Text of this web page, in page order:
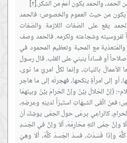
يكون من حيث العموم والخصوص؛ فالحمد
يقع على الصّفات اللازمة والصّفات
لفروسيته وشجاعته ولكرمه. فالحمد وصف
مع المحبة وتعظيم المحمود في
صلاحاً أو فساداً ينبني على القلب. قال رسول
الأعمالُ بالنياتِ، وإنما لكلِّ امرئٍ ما نوى،
أو إلى امرأةٍ ينكحها، فهجرتُه إلى ما هاجر
: (إنَّ الحَلالَ بيِّنٌ وإنَّ الحَرامَ بيِّنٌ وبينَهمَا
فمنْ اتَّقَى الشبهَاتِ استَبرَأَ لدينِهِ وعِرضِهِ،
كالراعِي يرعَى حولَ الحِمَى يوشِكُ أنْ
وإنَّ حِمَى اللهِ محَارِمُهُ، ألا وإنَّ في الجَسَدِ
وإذَا فَسَدَتْ، فسدَ الجَسدُ كُلُّهُ، ألا وهِيَ